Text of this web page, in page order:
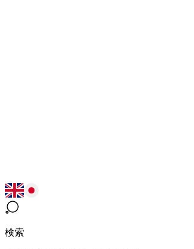
検索